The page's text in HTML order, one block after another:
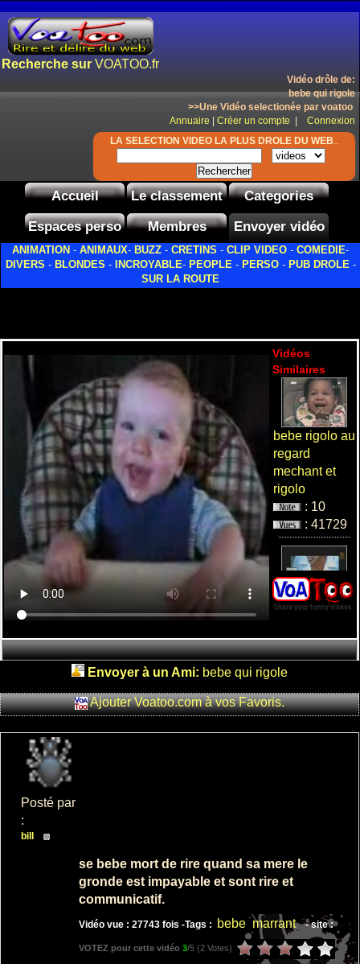
Recherche sur VOATOO.fr
Vidéo drôle de:
bebe qui rigole
>>Une Vidéo selectionée par voatoo
Annuaire
Créer un compte
Connexion
LA SELECTION VIDEO LA PLUS DROLE DU WEB..
Accueil Le classement
Categories
Espaces perso
Membres Envoyer vidéo
ANIMATION - ANIMAUX- BUZZ - CRETINS - CLIP VIDEO - COMEDIE-
DIVERS - BLONDES -INCROYABLE- PEOPLE- PERSO-PUB DROLE -
SUR LA ROUTE
Vidéos
Similaires
bebe rigolo au
regard
mechant et
rigolo
: 10
: 41729
d'haujourdui
: 5
peur du
souffle
bruyant de
Envoyer à un Ami: bebe qui rigole
Ajouter Voatoo.com à vos Favoris.
Posté par
:
bill
se bebe mort de rire quand sa mere le
gronde est impayable et sont rire et
communicatif.
Vidéo vue : 27743 fois -Tags : bebe marrant - site :
VOTEZ pour cette vidéo 3/5 (2 Votes)